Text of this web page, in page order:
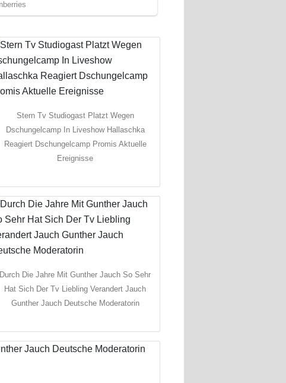
Stern Tv Studiogast Platzt Wegen
Dschungelcamp In Liveshow Hallaschka
Reagiert Dschungelcamp Promis Aktuelle
Ereignisse
Durch Die Jahre Mit Gunther Jauch So Sehr
Hat Sich Der Tv Liebling Verandert Jauch
Gunther Jauch Deutsche Moderatorin